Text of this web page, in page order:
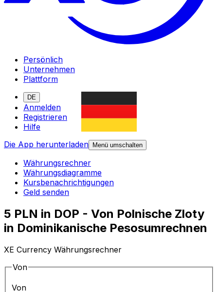
Persönlich
Unternehmen
Plattform
DE
Anmelden
Registrieren
Hilfe
Die App herunterladen
Menü umschalten
Währungsrechner
Währungsdiagramme
Kursbenachrichtigungen
Geld senden
5 PLN in DOP - Von Polnische Zloty
in Dominikanische Pesosumrechnen
XE Currency Währungsrechner
Von
Von